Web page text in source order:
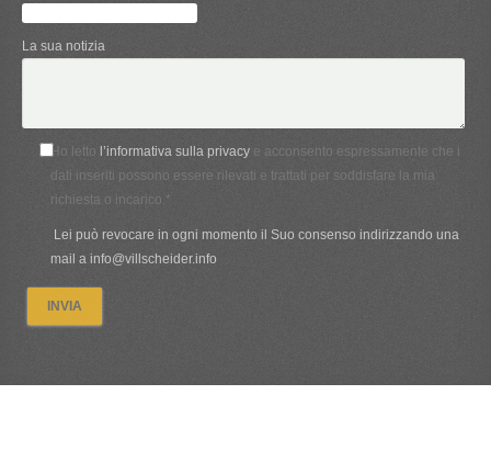
La sua notizia
Ho letto l’informativa sulla privacy e acconsento espressamente che i
dati inseriti possono essere rilevati e trattati per soddisfare la mia
richiesta o incarico.*
Lei può revocare in ogni momento il Suo consenso indirizzando una
mail a info@villscheider.info